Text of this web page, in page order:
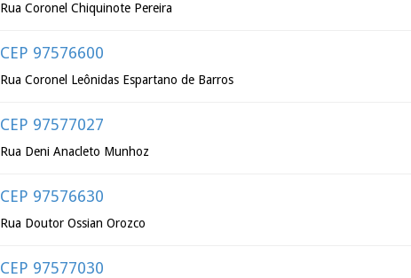
Rua Coronel Chiquinote Pereira
CEP 97576600
Rua Coronel Leônidas Espartano de Barros
CEP 97577027
Rua Deni Anacleto Munhoz
CEP 97576630
Rua Doutor Ossian Orozco
CEP 97577030